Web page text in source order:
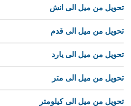
تحويل من ميل الى انش
تحويل من ميل الى قدم
تحويل من ميل الى يارد
تحويل من ميل الى متر
تحويل من ميل الى كيلومتر